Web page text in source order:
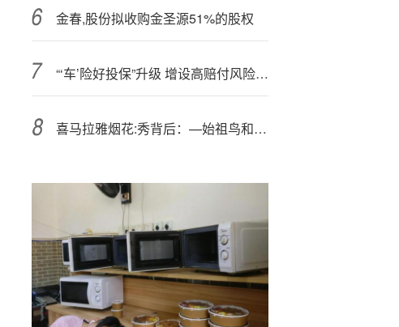
金春,股份拟收购金圣源51%的股权
“‘车’险好投保”升级 增设高赔付风险燃油营运车投保入口
喜马拉雅烟花:秀背后：—始祖鸟和背后的安踏都面临两难